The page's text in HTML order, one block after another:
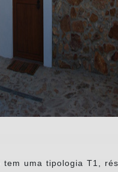
tem uma tipologia T1,